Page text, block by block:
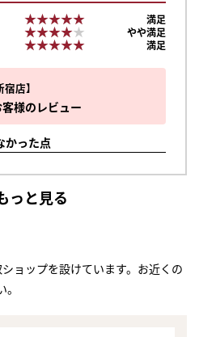
宿店
様のレビュー
かった点
★★★★★
★★★★★
満足
★★★★★
★★★★★
やや満足
★★★★★
★★★★★ 満足
っと見る
ョップを設けています。お近くの